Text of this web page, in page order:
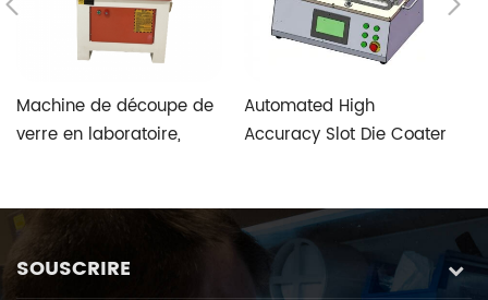
Machine de découpe de
verre en laboratoire,
de contrôle spécial de
verre personnalisé à
cinq axes
Automated High
Accuracy Slot Die Coater
SOUSCRIRE